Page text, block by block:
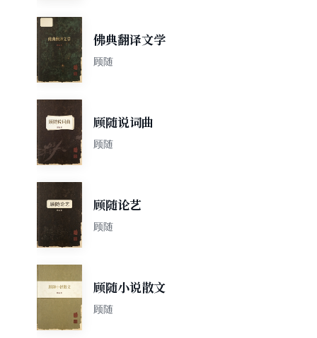
佛典翻译文学
顾随
顾随说词曲
顾随
顾随论艺
顾随
顾随小说散文
顾随